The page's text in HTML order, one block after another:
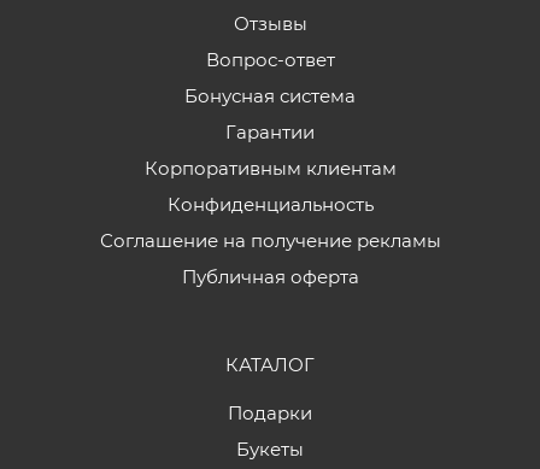
Отзывы
Вопрос-ответ
Бонусная система
Гарантии
Корпоративным клиентам
Конфиденциальность
Соглашение на получение рекламы
Публичная оферта
КАТАЛОГ
Подарки
Букеты